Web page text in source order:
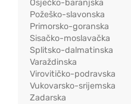
Osječko-baranjska
Požeško-slavonska
Primorsko-goranska
Sisačko-moslavačka
Splitsko-dalmatinska
Varaždinska
Virovitičko-podravska
Vukovarsko-srijemska
Zadarska